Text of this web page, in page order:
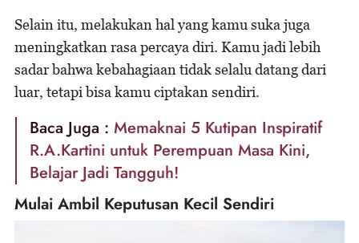
Selain itu, melakukan hal yang kamu suka juga
meningkatkan rasa percaya diri. Kamu jadi lebih
sadar bahwa kebahagiaan tidak selalu datang dari
luar, tetapi bisa kamu ciptakan sendiri.
Baca Juga : Memaknai 5 Kutipan Inspiratif
R.A.Kartini untuk Perempuan Masa Kini,
Belajar Jadi Tangguh!
Mulai Ambil Keputusan Kecil Sendiri